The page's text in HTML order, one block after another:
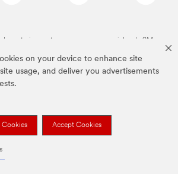
on your device to enhance site
usage, and deliver you advertisements
Cookies Accept Cookies
anteriormente son marcas comerciales de 3M.